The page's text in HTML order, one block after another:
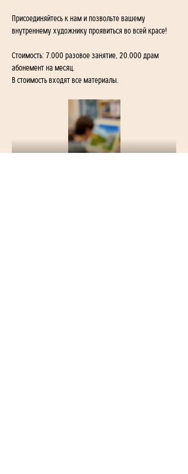
Присоединяйтесь к нам и позвольте вашему
внутреннему художнику проявиться во всей красе!
Стоимость: 7.000 разовое занятие, 20.000 драм
абонемент на месяц.
В стоимость входят все материалы.